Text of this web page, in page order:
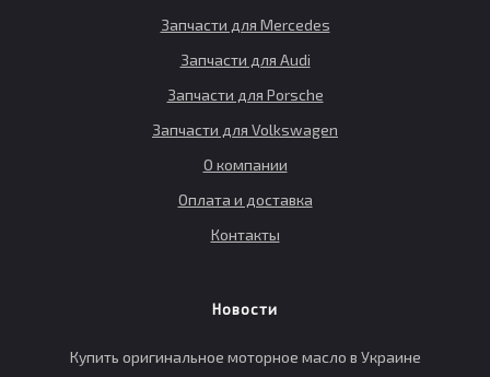
Запчасти для Mercedes
Запчасти для Audi
Запчасти для Porsche
Запчасти для Volkswagen
О компании
Оплата и доставка
Контакты
Новости
Купить оригинальное моторное масло в Украине